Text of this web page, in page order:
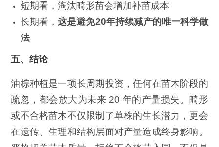
短期看，淘汰畸形苗会增加补苗成本
长期看，这是避免20年持续减产的唯一科学做
法
五、结论
油棕种植是一项长周期投资，任何在苗木阶段的
疏忽，都会放大为未来 20 年的产量损失。畸形
或不合格苗木不仅限制了单株的生长潜力，更会
在遗传、生理和结构层面对产量造成终身影响。